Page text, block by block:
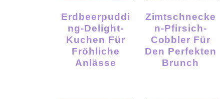
Erdbeerpuddi
Ng-Delight-
Kuchen Für
Fröhliche
Anlässe
Zimtschnecke
N-Pfirsich-
Cobbler Für
Den Perfekten
Brunch